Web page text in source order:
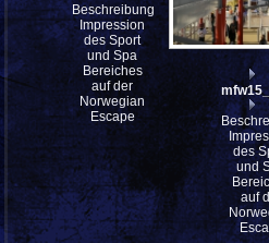
Beschreibung:
Impression
des Sport
und Spa
Bereiches
auf der
Norwegian
Escape
des
und
auf